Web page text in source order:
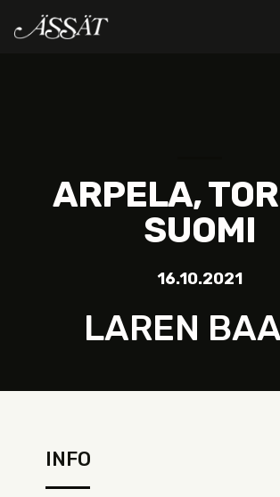
ARPELA,
SUOMI
16.10.2021
LAREN
INFO